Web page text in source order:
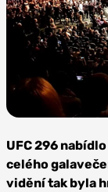
UFC 296
celého
vidění tak byla